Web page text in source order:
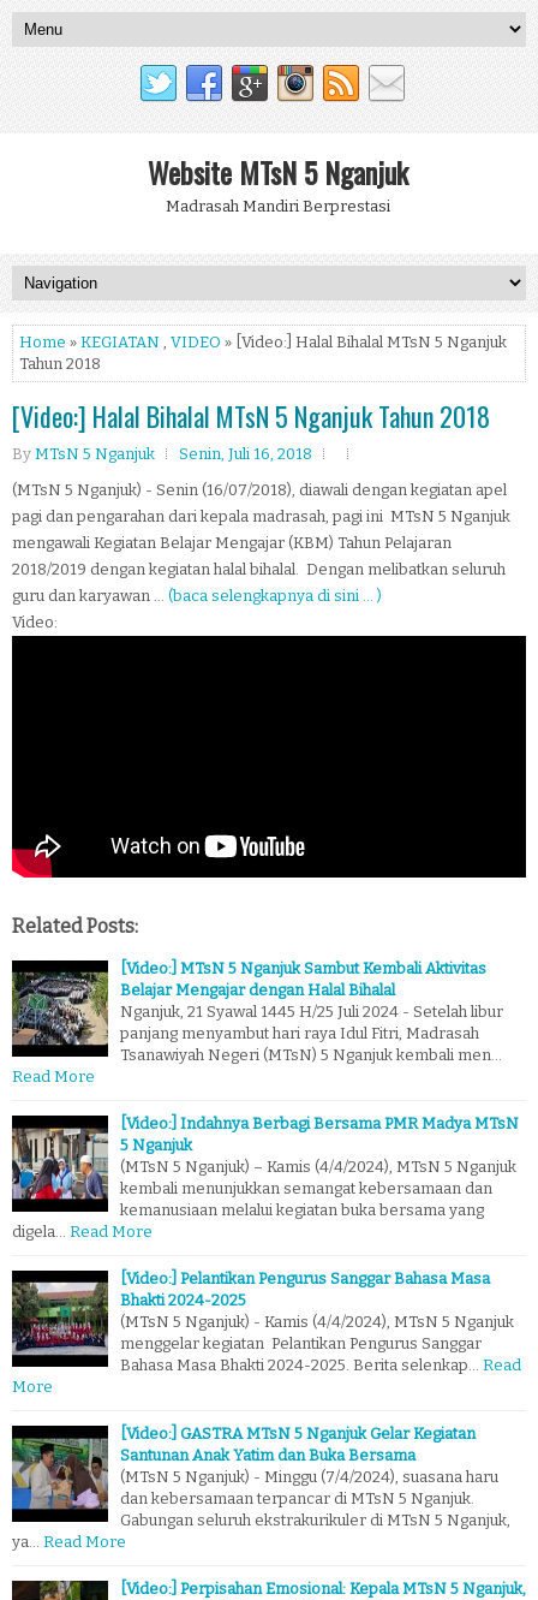
Website MTsN 5 Nganjuk
Madrasah Mandiri Berprestasi
Home » KEGIATAN , VIDEO » [Video:] Halal Bihalal MTsN 5 Nganjuk
Tahun 2018
[Video:] Halal Bihalal MTsN 5 Nganjuk Tahun 2018
By MTsN 5 Nganjuk
Senin, Juli 16, 2018
(MTsN 5 Nganjuk) - Senin (16/07/2018), diawali dengan kegiatan apel
pagi dan pengarahan dari kepala madrasah, pagi ini MTsN 5 Nganjuk
mengawali Kegiatan Belajar Mengajar (KBM) Tahun Pelajaran
2018/2019 dengan kegiatan halal bihalal. Dengan melibatkan seluruh
guru dan karyawan ... (baca selengkapnya di sini ... )
Video:
Related Posts:
[Video:] MTsN 5 Nganjuk Sambut Kembali Aktivitas
Belajar Mengajar dengan Halal Bihalal
Nganjuk, 21 Syawal 1445 H/25 Juli 2024 - Setelah libur
panjang menyambut hari raya Idul Fitri, Madrasah
Tsanawiyah Negeri (MTsN) 5 Nganjuk kembali men…
Read More
[Video:] Indahnya Berbagi Bersama PMR Madya MTsN
5 Nganjuk
(MTsN 5 Nganjuk) – Kamis (4/4/2024), MTsN 5 Nganjuk
kembali menunjukkan semangat kebersamaan dan
kemanusiaan melalui kegiatan buka bersama yang
digela… Read More
[Video:] Pelantikan Pengurus Sanggar Bahasa Masa
Bhakti 2024-2025
(MTsN 5 Nganjuk) - Kamis (4/4/2024), MTsN 5 Nganjuk
menggelar kegiatan Pelantikan Pengurus Sanggar
Bahasa Masa Bhakti 2024-2025. Berita selenkap… Read
More
[Video:] GASTRA MTsN 5 Nganjuk Gelar Kegiatan
Santunan Anak Yatim dan Buka Bersama
(MTsN 5 Nganjuk) - Minggu (7/4/2024), suasana haru
dan kebersamaan terpancar di MTsN 5 Nganjuk.
Gabungan seluruh ekstrakurikuler di MTsN 5 Nganjuk,
ya… Read More
[Video:] Perpisahan Emosional: Kepala MTsN 5 Nganjuk,